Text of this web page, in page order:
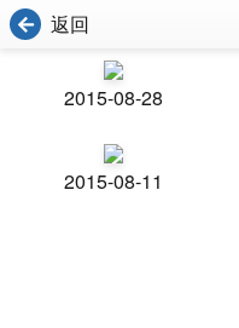
返回
2015-08-28
2015-08-11